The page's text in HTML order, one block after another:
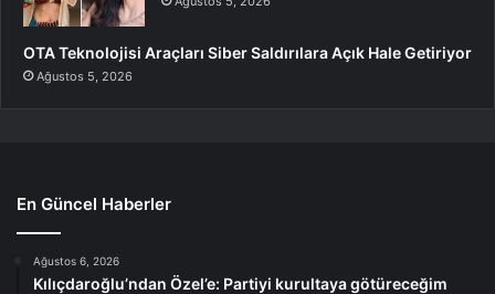
OTA Teknolojisi Araçları Siber Saldırılara Açık Hale Getiriyor
Ağustos 5, 2026
En Güncel Haberler
Ağustos 6, 2026
Kılıçdaroğlu’ndan Özel’e: Partiyi kurultaya götüreceğim